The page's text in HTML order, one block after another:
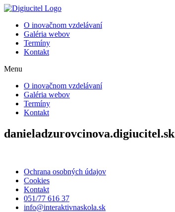
Preskočiť
obsah
O inovačnom vzdelávaní
Galéria webov
Termíny
Kontakt
Menu
O inovačnom vzdelávaní
Galéria webov
Termíny
Kontakt
danieladzurovcinova.digiucitel.sk
Ochrana osobných údajov
Cookies
Kontakt
051/77 616 37
info@interaktivnaskola.sk